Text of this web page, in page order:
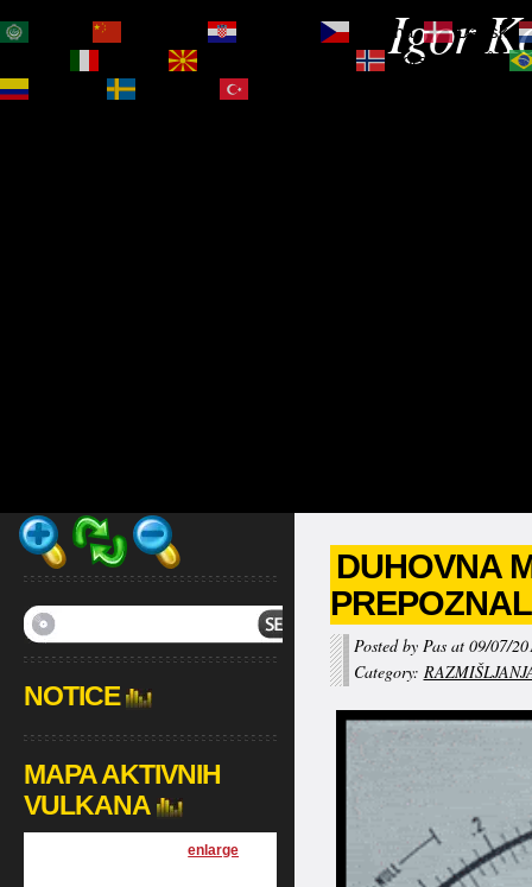
Igor
DUHOVNA
Posted by Pas at 09/07/
Category:
NOTICE
MAPA AKTIVNIH
VULKANA
[enlarge
Čeština‎
Dansk
Norsk bokmål